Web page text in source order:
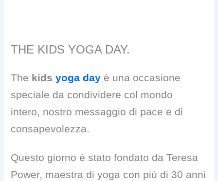
THE KIDS YOGA DAY.
The kidsyoga day è una occasione
speciale da condividere col mondo
intero, nostro messaggio di pace e di
consapevolezza.
Questo giorno è stato fondato da Teresa
Power, maestra di yoga con più di 30 anni